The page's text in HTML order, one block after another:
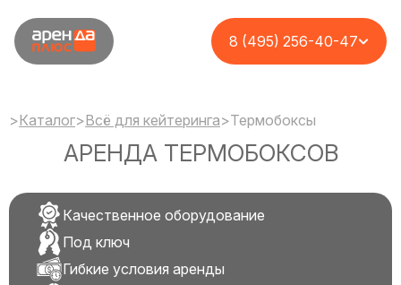
8 (495) 256-40-47
>Каталог>Всё для кейтеринга>Термобоксы
АРЕНДА ТЕРМОБОКСОВ
Качественное оборудование
Под ключ
Гибкие условия аренды